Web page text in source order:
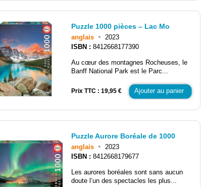
Puzzle 1000 pièces – Lac Mo
anglais •
2023
ISBN : 8412668177390
Au cœur des montagnes Rocheuses, le
Banff National Park est le Parc...
Prix TTC : 19,95 € Ajouter au panier
Puzzle Aurore Boréale de 1000
anglais •
2023
ISBN : 8412668179677
Les aurores boréales sont sans aucun
doute l’un des spectacles les plus...